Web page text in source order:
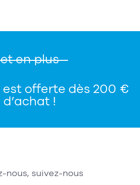
et en plus
offerte dès 200 €
d’achat !
nous, suivez-nous